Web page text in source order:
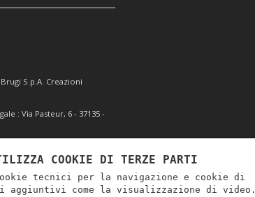
S.p.A. Creazioni
: Via Pasteur, 6 - 37135 -
Reg. Impr. Verona
-Cap. Soc. € 10.000.000 i.v. -
COOKIE DI TERZE PARTI
tecnici per la navigazione e cookie di
come la visualizzazione di video.